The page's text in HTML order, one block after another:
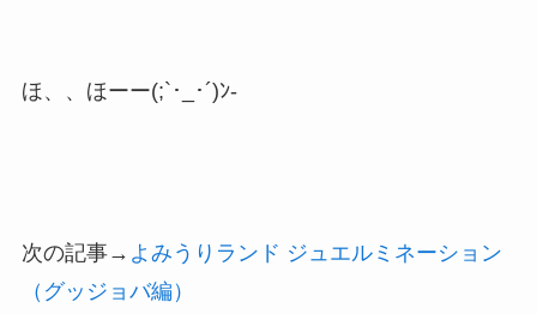
ほ、、ほーー(;`･_･´)ﾝ-
次の記事→ よみうりランド ジュエルミネーション
（グッジョバ編）